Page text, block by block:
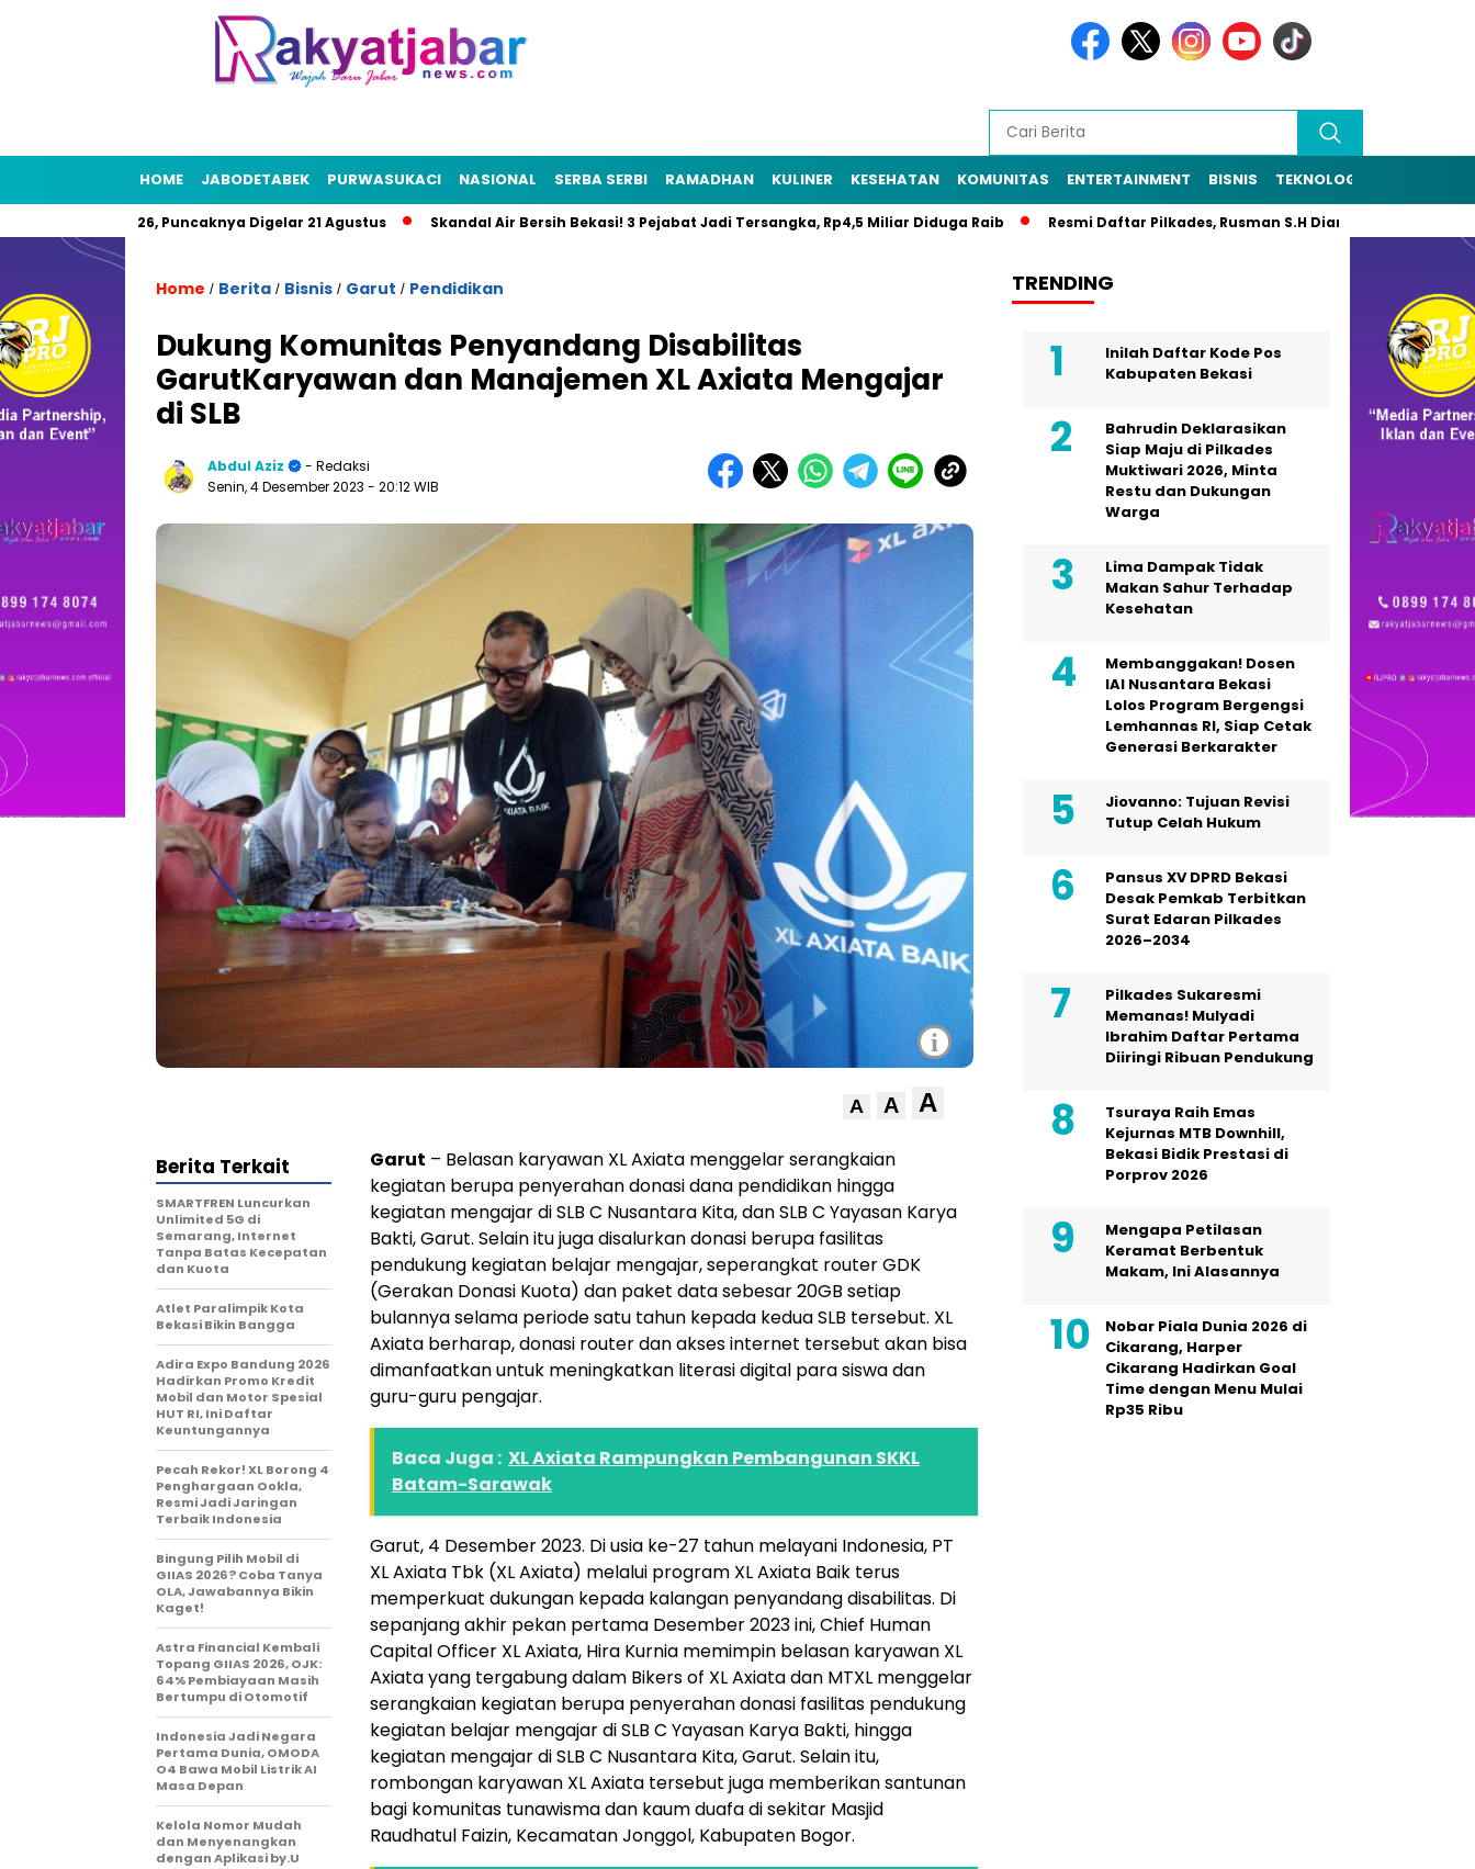
HOME JABODETABEK PURWASUKACI NASIONAL SERBA SERBI RAMADHAN KULINER KESEHATAN KOMUNITAS ENTERTAINMENT BISNIS TEKNOLOGI
RI 2026, Puncaknya Digelar 21 Agustus Skandal Air Bersih Bekasi! 3 Pejabat Jadi Tersangka, Rp4,5 Miliar Diduga Raib Resmi Daftar Pilkades, Rusman S.H Diantar Sekitar 1.000 Warga
Home / Berita / Bisnis / Garut / Pendidikan
Dukung Komunitas Penyandang Disabilitas
GarutKaryawan dan Manajemen XL Axiata Mengajar
di SLB
Abdul Aziz
- Redaksi
Senin, 4 Desember 2023 - 20:12 WIB
i
A A A
Garut – Belasan karyawan XL Axiata menggelar serangkaian
kegiatan berupa penyerahan donasi dana pendidikan hingga
kegiatan mengajar di SLB C Nusantara Kita, dan SLB C Yayasan Karya
Bakti, Garut. Selain itu juga disalurkan donasi berupa fasilitas
pendukung kegiatan belajar mengajar, seperangkat router GDK
(Gerakan Donasi Kuota) dan paket data sebesar 20GB setiap
bulannya selama periode satu tahun kepada kedua SLB tersebut. XL
Axiata berharap, donasi router dan akses internet tersebut akan bisa
dimanfaatkan untuk meningkatkan literasi digital para siswa dan
guru-guru pengajar.
Baca Juga : XL Axiata Rampungkan Pembangunan SKKL
Batam-Sarawak
Garut, 4 Desember 2023. Di usia ke-27 tahun melayani Indonesia, PT
XL Axiata Tbk (XL Axiata) melalui program XL Axiata Baik terus
memperkuat dukungan kepada kalangan penyandang disabilitas. Di
sepanjang akhir pekan pertama Desember 2023 ini, Chief Human
Capital Officer XL Axiata, Hira Kurnia memimpin belasan karyawan XL
Axiata yang tergabung dalam Bikers of XL Axiata dan MTXL menggelar
serangkaian kegiatan berupa penyerahan donasi fasilitas pendukung
kegiatan belajar mengajar di SLB C Yayasan Karya Bakti, hingga
kegiatan mengajar di SLB C Nusantara Kita, Garut. Selain itu,
rombongan karyawan XL Axiata tersebut juga memberikan santunan
bagi komunitas tunawisma dan kaum duafa di sekitar Masjid
Raudhatul Faizin, Kecamatan Jonggol, Kabupaten Bogor.
Berita Terkait
SMARTFREN Luncurkan
Unlimited 5G di
Semarang, Internet
Tanpa Batas Kecepatan
dan Kuota
Atlet Paralimpik Kota
Bekasi Bikin Bangga
Adira Expo Bandung 2026
Hadirkan Promo Kredit
Mobil dan Motor Spesial
HUT RI, Ini Daftar
Keuntungannya
Pecah Rekor! XL Borong 4
Penghargaan Ookla,
Resmi Jadi Jaringan
Terbaik Indonesia
Bingung Pilih Mobil di
GIIAS 2026? Coba Tanya
OLA, Jawabannya Bikin
Kaget!
Astra Financial Kembali
Topang GIIAS 2026, OJK:
64% Pembiayaan Masih
Bertumpu di Otomotif
Indonesia Jadi Negara
Pertama Dunia, OMODA
O4 Bawa Mobil Listrik AI
Masa Depan
Kelola Nomor Mudah
dan Menyenangkan
dengan Aplikasi by.U
TRENDING
Inilah Daftar Kode Pos
Kabupaten Bekasi
Bahrudin Deklarasikan
Siap Maju di Pilkades
Muktiwari 2026, Minta
Restu dan Dukungan
Warga
Lima Dampak Tidak
Makan Sahur Terhadap
Kesehatan
Membanggakan! Dosen
IAI Nusantara Bekasi
Lolos Program Bergengsi
Lemhannas RI, Siap Cetak
Generasi Berkarakter
Jiovanno: Tujuan Revisi
Tutup Celah Hukum
Pansus XV DPRD Bekasi
Desak Pemkab Terbitkan
Surat Edaran Pilkades
2026–2034
Pilkades Sukaresmi
Memanas! Mulyadi
Ibrahim Daftar Pertama
Diiringi Ribuan Pendukung
Tsuraya Raih Emas
Kejurnas MTB Downhill,
Bekasi Bidik Prestasi di
Porprov 2026
Mengapa Petilasan
Keramat Berbentuk
Makam, Ini Alasannya
Nobar Piala Dunia 2026 di
Cikarang, Harper
Cikarang Hadirkan Goal
Time dengan Menu Mulai
Rp35 Ribu